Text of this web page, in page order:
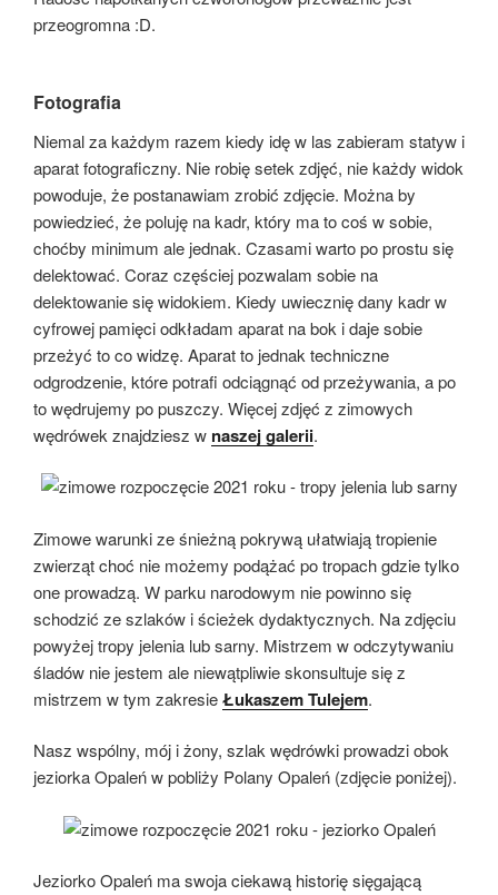
przeogromna :D.
Fotografia
Niemal za każdym razem kiedy idę w las zabieram statyw i
aparat fotograficzny. Nie robię setek zdjęć, nie każdy widok
powoduje, że postanawiam zrobić zdjęcie. Można by
powiedzieć, że poluję na kadr, który ma to coś w sobie,
choćby minimum ale jednak. Czasami warto po prostu się
delektować. Coraz częściej pozwalam sobie na
delektowanie się widokiem. Kiedy uwiecznię dany kadr w
cyfrowej pamięci odkładam aparat na bok i daje sobie
przeżyć to co widzę. Aparat to jednak techniczne
odgrodzenie, które potrafi odciągnąć od przeżywania, a po
to wędrujemy po puszczy. Więcej zdjęć z zimowych
wędrówek znajdziesz w naszej galerii.
Zimowe warunki ze śnieżną pokrywą ułatwiają tropienie
zwierząt choć nie możemy podążać po tropach gdzie tylko
one prowadzą. W parku narodowym nie powinno się
schodzić ze szlaków i ścieżek dydaktycznych. Na zdjęciu
powyżej tropy jelenia lub sarny. Mistrzem w odczytywaniu
śladów nie jestem ale niewątpliwie skonsultuje się z
mistrzem w tym zakresieŁukaszem Tulejem.
Nasz wspólny, mój i żony, szlak wędrówki prowadzi obok
jeziorka Opaleń w pobliży Polany Opaleń (zdjęcie poniżej).
Jeziorko Opaleń ma swoja ciekawą historię sięgającą